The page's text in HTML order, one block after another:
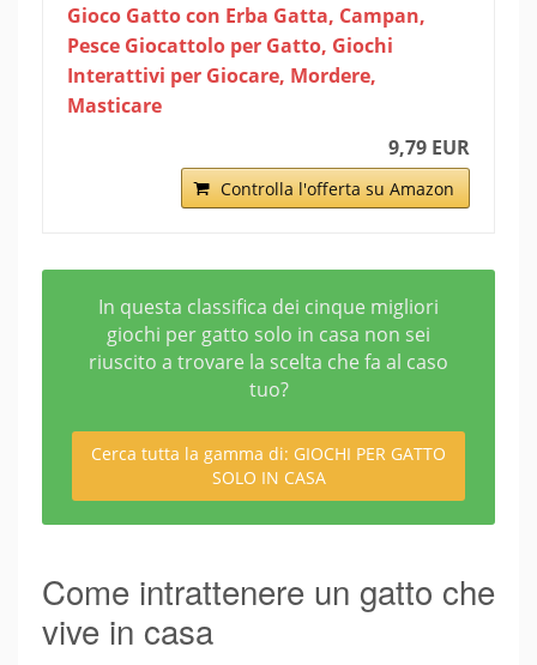
Gioco Gatto con Erba Gatta, Campan,
Pesce Giocattolo per Gatto, Giochi
Interattivi per Giocare, Mordere,
Masticare
9,79 EUR
Controlla l'offerta su Amazon
In questa classifica dei cinque migliori
giochi per gatto solo in casa non sei
riuscito a trovare la scelta che fa al caso
tuo?
Cerca tutta la gamma di: GIOCHI PER GATTO
SOLO IN CASA
Come intrattenere un gatto che
vive in casa